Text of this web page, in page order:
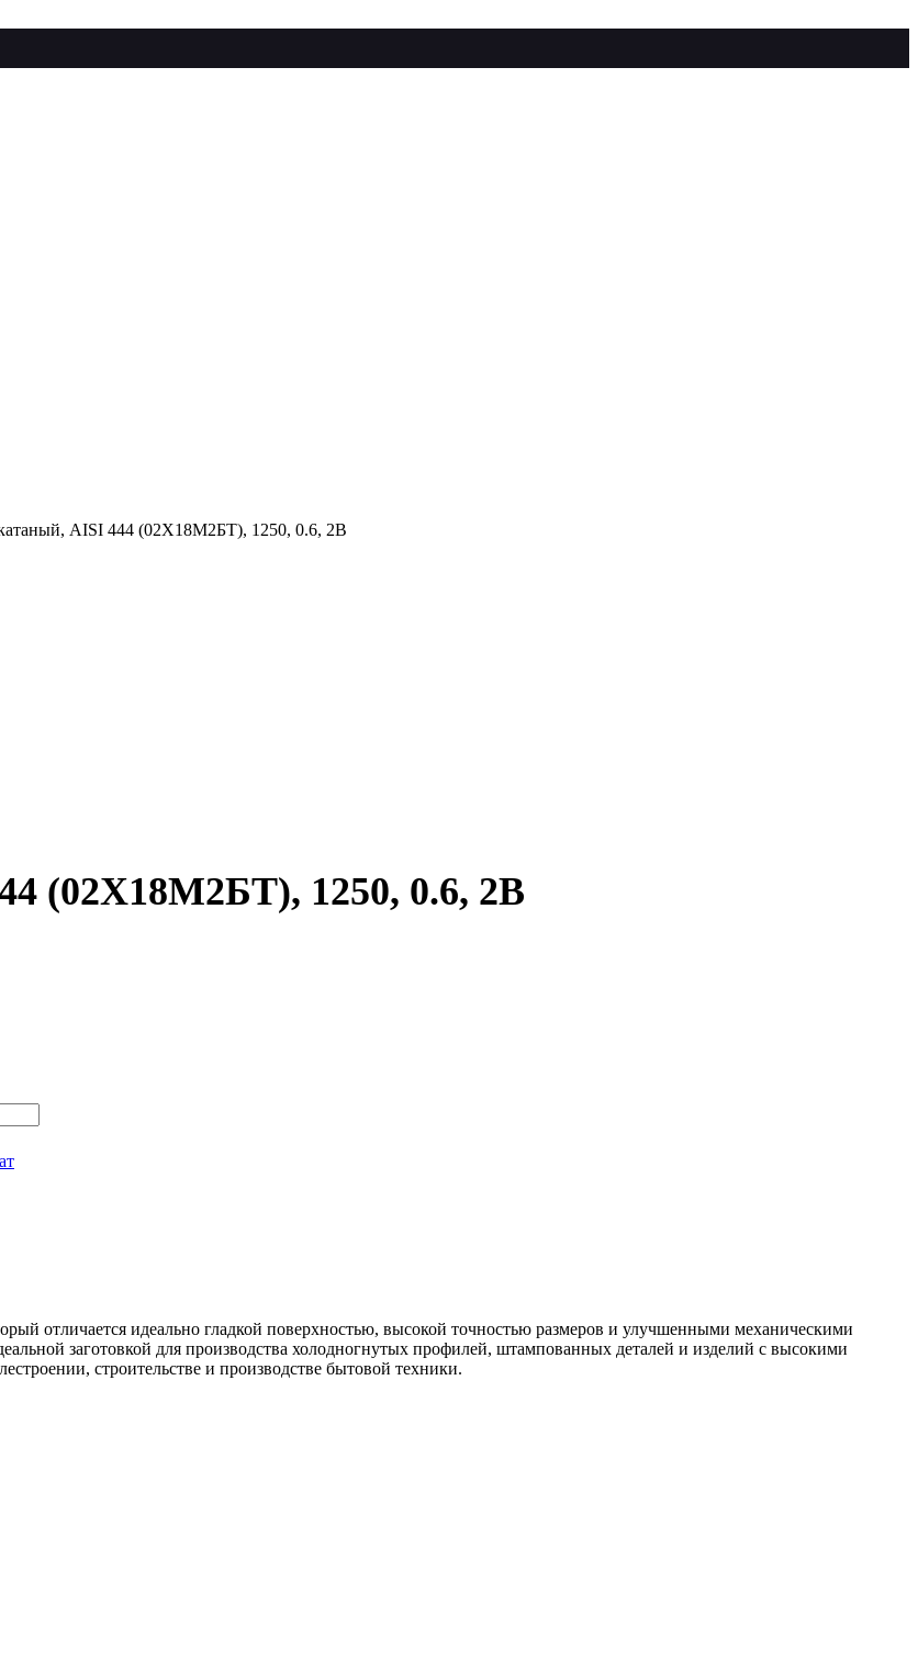
AISI 444 (02Х18М2БТ), 1250, 0.6, 2B
(02Х18М2БТ), 1250, 0.6, 2B
отличается идеально гладкой поверхностью, высокой точностью размеров и улучшенными механическими
заготовкой для производства холодногнутых профилей, штампованных деталей и изделий с высокими
строительстве и производстве бытовой техники.